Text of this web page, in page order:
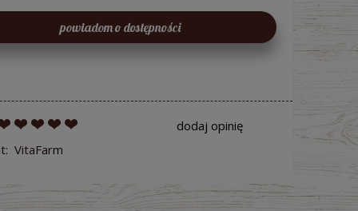
powiadom o dostępności
VitaFarm
dodaj opinię